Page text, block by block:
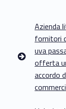
e
Azienda
fornitori
uva
offerta
accordo